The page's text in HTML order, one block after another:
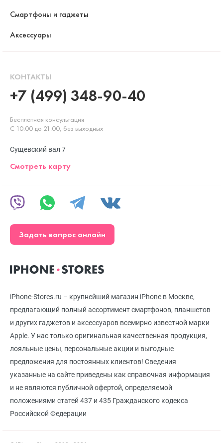
iPhone-Stores.ru – крупнейший магазин iPhone в Москве,
предлагающий полный ассортимент смартфонов, планшетов
и других гаджетов и аксессуаров всемирно известной марки
Apple. У нас только оригинальная качественная продукция,
лояльные цены, персональные акции и выгодные
предложения для постоянных клиентов! Сведения
указанные на сайте приведены как справочная информация
и не являются публичной офертой, определяемой
положениями статей 437 и 435 Гражданского кодекса
Российской Федерации
Смартфоны и гаджеты
Аксессуары
КОНТАКТЫ
+7 (499) 348-90-40
Бесплатная консультация
С 10:00 до 21:00, без выходных
Сущевский вал 7
Смотреть карту
Задать вопрос онлайн